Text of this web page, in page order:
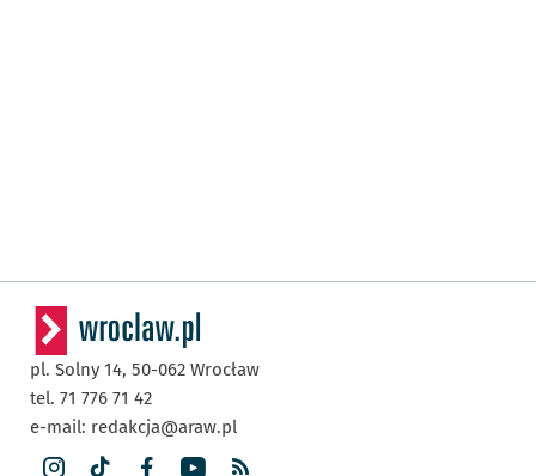
pl. Solny 14, 50-062 Wrocław
tel. 71 776 71 42
e-mail: redakcja@araw.pl